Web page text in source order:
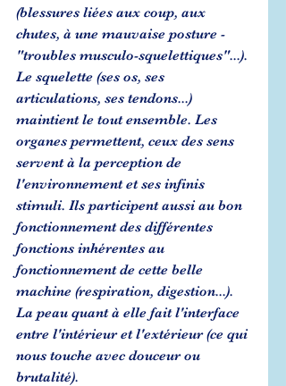
(blessures liées aux coup, aux
chutes, à une mauvaise posture -
"troubles musculo-squelettiques"...).
Le squelette (ses os, ses
articulations, ses tendons...)
maintient le tout ensemble. Les
organes permettent, ceux des sens
servent à la perception de
l'environnement et ses infinis
stimuli. Ils participent aussi au bon
fonctionnement des différentes
fonctions inhérentes au
fonctionnement de cette belle
machine (respiration, digestion...).
La peau quant à elle fait l'interface
entre l'intérieur et l'extérieur (ce qui
nous touche avec douceur ou
brutalité).